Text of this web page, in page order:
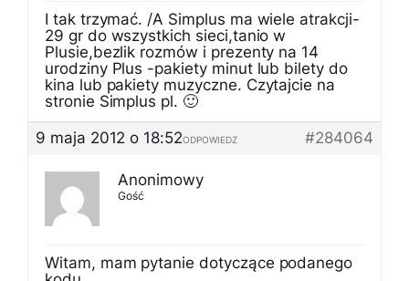
I tak trzymać. /A Simplus ma wiele atrakcji-
29 gr do wszystkich sieci,tanio w
Plusie,bezlik rozmów i prezenty na 14
urodziny Plus -pakiety minut lub bilety do
kina lub pakiety muzyczne. Czytajcie na
stronie Simplus pl. 🙂
9 maja 2012 o 18:52
#284064
ODPOWIEDZ
Anonimowy
Gość
Witam, mam pytanie dotyczące podanego